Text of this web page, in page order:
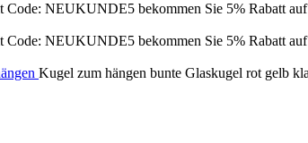
Code: NEUKUNDE5 bekommen Sie 5% Rabatt
Code: NEUKUNDE5 bekommen Sie 5% Rabatt
Kugel zum hängen bunte Glaskugel rot gelb